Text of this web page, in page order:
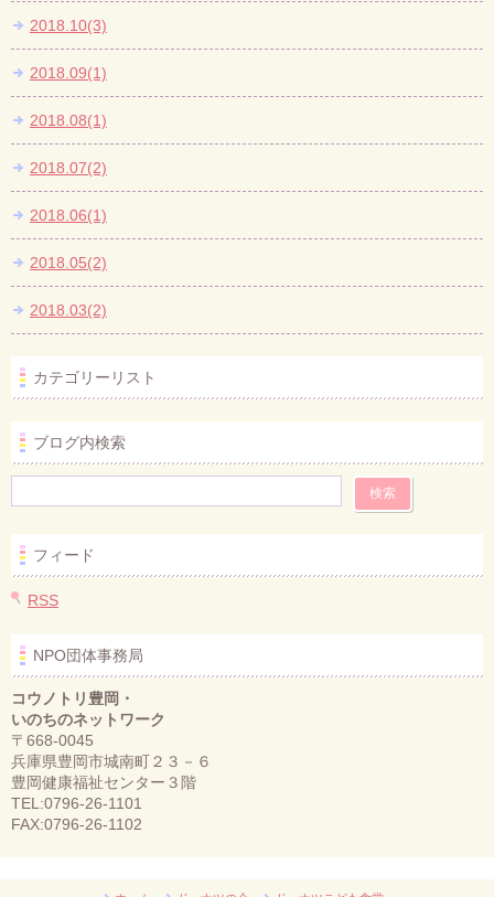
2018.10(3)
2018.09(1)
2018.08(1)
2018.07(2)
2018.06(1)
2018.05(2)
2018.03(2)
カテゴリーリスト
ブログ内検索
フィード
RSS
NPO団体事務局
コウノトリ豊岡・
いのちのネットワーク
〒668-0045
兵庫県豊岡市城南町２３－６
豊岡健康福祉センター３階
TEL:0796-26-1101
FAX:0796-26-1102